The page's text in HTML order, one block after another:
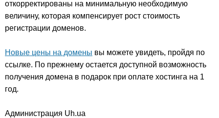
откорректированы на минимальную необходимую
величину, которая компенсирует рост стоимость
регистрации доменов.
Новые цены на домены вы можете увидеть, пройдя по
ссылке. По прежнему остается доступной возможность
получения домена в подарок при оплате хостинга на 1
год.
Администрация Uh.ua